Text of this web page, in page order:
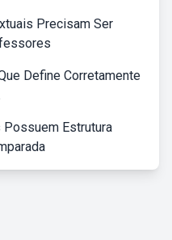
Precisam Ser
Define Corretamente
Estrutura